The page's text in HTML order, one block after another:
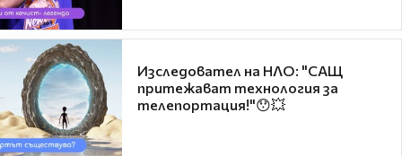
Изследовател на НЛО: "САЩ
притежават технология за
телепортация!"😯💥